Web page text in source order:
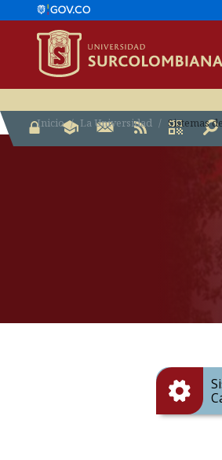
Inicio La Universidad Sistemas